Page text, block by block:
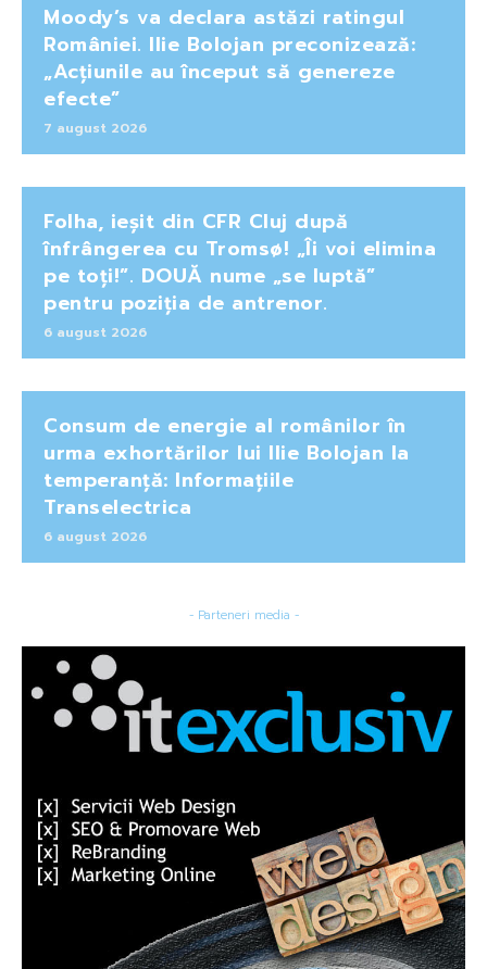
Moody’s va declara astăzi ratingul
României. Ilie Bolojan preconizează:
„Acțiunile au început să genereze
efecte”
7 august 2026
Folha, ieșit din CFR Cluj după
înfrângerea cu Tromsø! „Îi voi elimina
pe toți!”. DOUĂ nume „se luptă”
pentru poziția de antrenor.
6 august 2026
Consum de energie al românilor în
urma exhortărilor lui Ilie Bolojan la
temperanță: Informațiile
Transelectrica
6 august 2026
- Parteneri media -